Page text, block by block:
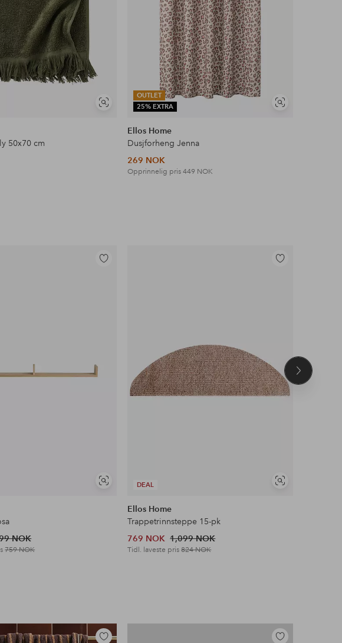
Vis
50x70 cm
OUTLET
25% EXTRA
Vis
Ellos Home
Dusjforheng Jenna
269 NOK
Opprinnelig pris449 NOK
Vis
Legg
NOK
759 NOK
DEAL
Vis
Legg
Ellos Home
Trappetrinnsteppe 15-pk
769 NOK 1,099 NOK
Tidl. laveste pris824 NOK
Neste